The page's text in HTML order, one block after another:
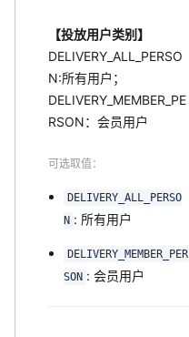
【投放用户类别】
DELIVERY_ALL_PERSO
N:所有用户；
DELIVERY_MEMBER_PE
RSON：会员用户
可选取值：
DELIVERY_ALL_PERSO
N : 所有用户
DELIVERY_MEMBER_PER
SON : 会员用户